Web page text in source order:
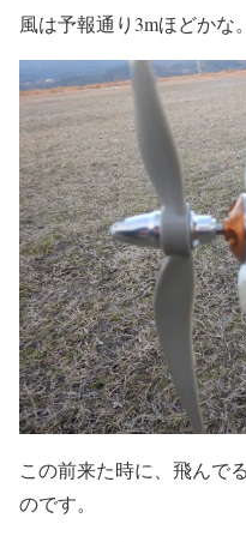
風は予報通り3mほどかな。
この前来た時に、飛んで
のです。